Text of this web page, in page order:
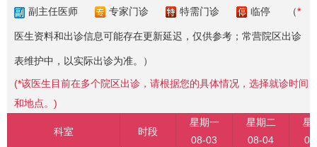
副主任医师 专家门诊 特需门诊 临停 （*
医生资料和出诊信息可能存在更新延迟，仅供参考；常营院区出诊
表维护中，以实际出诊为准。）
(*该医生目前在多个院区出诊，请根据您的具体情况，选择就诊时间
和地点。)
科室 时段
星期一
08-03
星期二
08-04
星